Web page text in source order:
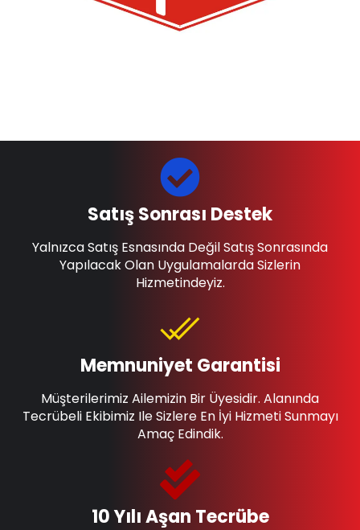
10 Yılı Aşan Tecrübe
Memnuniyet Garantisi
Müşterilerimiz Ailemizin Bir Üyesidir. Alanında
Tecrübeli Ekibimiz Ile Sizlere En İyi Hizmeti Sunmayı
Amaç Edindik.
Satış Sonrası Destek
Yalnızca Satış Esnasında Değil Satış Sonrasında
Yapılacak Olan Uygulamalarda Sizlerin
Hizmetindeyiz.